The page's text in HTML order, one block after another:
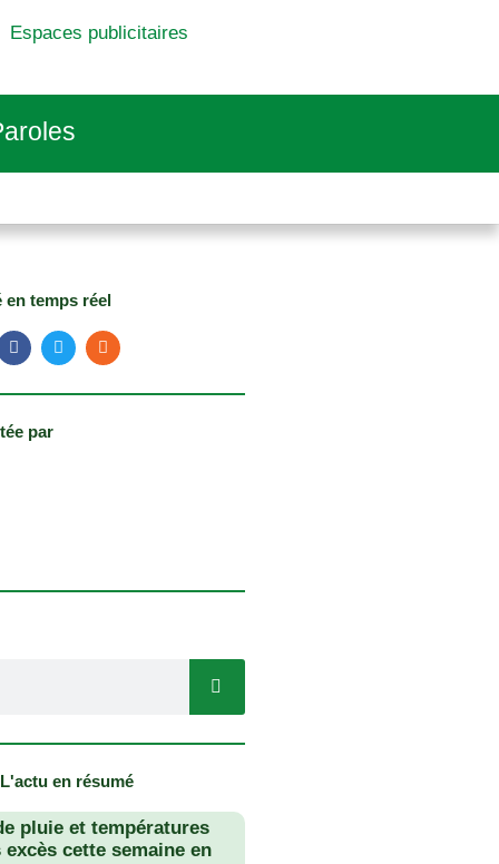
Espaces publicitaires
en temps réel
par
en résumé
pluie et températures
cette semaine en